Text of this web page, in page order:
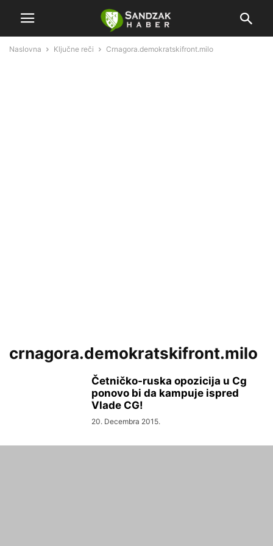
Naslovna Ključne reči Crnagora.demokratskifront.milo
crnagora.demokratskifront.milo
Četničko-ruska opozicija u Cg
ponovo bi da kampuje ispred
Vlade CG!
20. Decembra 2015.